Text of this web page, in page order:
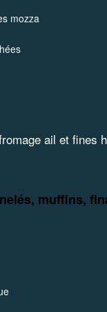
mozza
ail et fines
muffins,